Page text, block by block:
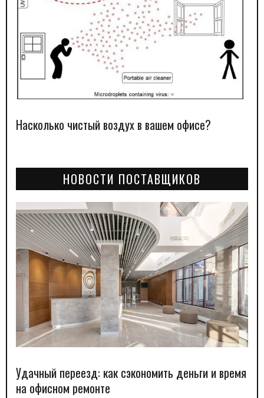
Насколько чистый воздух в вашем офисе?
НОВОСТИ ПОСТАВЩИКОВ
Удачный переезд: как сэкономить деньги и время
на офисном ремонте